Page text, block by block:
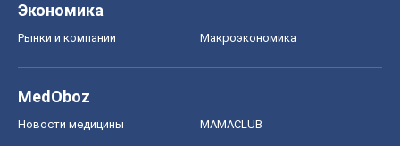
Экономика
Рынки и компании Mакроэкономика
MedOboz
Новости медицины MAMACLUB